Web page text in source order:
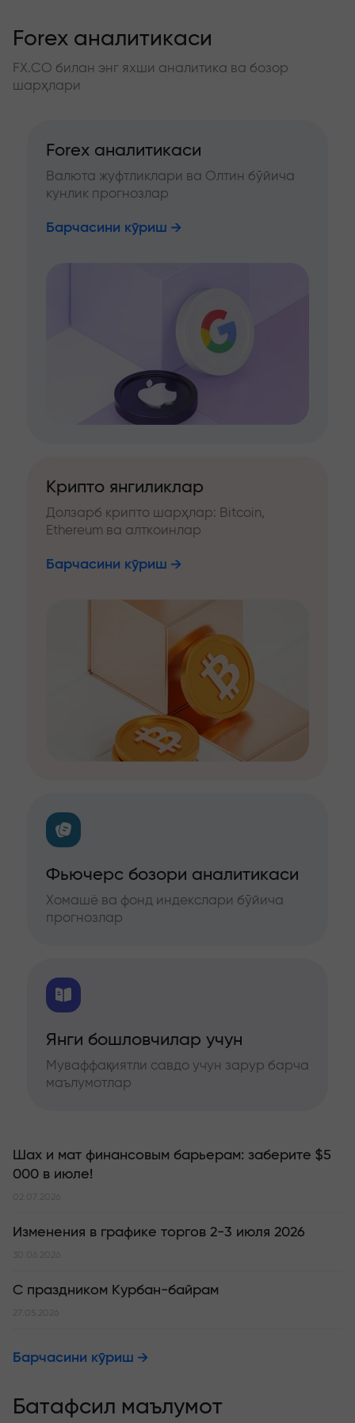
Forex аналитикаси
FX.CO билан энг яхши аналитика ва бозор
шарҳлари
Forex аналитикаси
Валюта жуфтликлари ва Олтин бўйича
кунлик прогнозлар
Барчасини кўриш
Крипто янгиликлар
Долзарб крипто шарҳлар: Bitcoin,
Ethereum ва алткоинлар
Барчасини кўриш
Фьючерс бозори аналитикаси
Хомашё ва фонд индекслари бўйича
прогнозлар
Янги бошловчилар учун
Муваффақиятли савдо учун зарур барча
маълумотлар
Шах и мат финансовым барьерам: заберите $5
000 в июле!
02.07.2026
Изменения в графике торгов 2-3 июля 2026
30.06.2026
С праздником Курбан-байрам
27.05.2026
Барчасини кўриш
Батафсил маълумот